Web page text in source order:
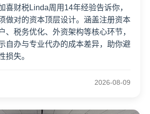
喜财税Linda周用14年经验告诉你，
做对的资本顶层设计。涵盖注册资本
、税务优化、外资架构等核心环节，
自办与专业代办的成本差异，助你避
损失。
2026-08-09